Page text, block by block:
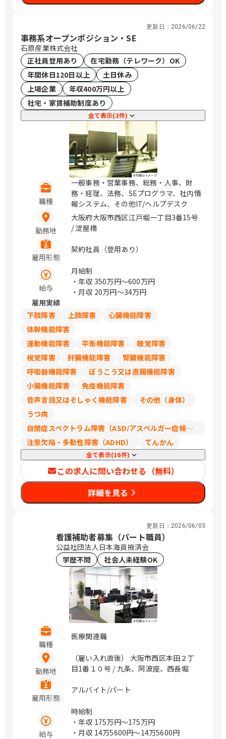
更新日： 2026/06/22
事務系オープンポジション・SE
石原産業株式会社
正社員登用あり
在宅勤務（テレワーク）OK
年間休日120日以上
土日休み
上場企業
年収400万円以上
社宅・家賃補助制度あり
全て表示(3件)
職種
一般事務・営業事務、総務・人事、財
務・経理、法務、SEプログラマ、社内情
報システム、その他IT/ヘルプデスク
勤務地
大阪府大阪市西区江戸堀一丁目3番15号
/ 淀屋橋
雇用形態
契約社員（登用あり）
給与
月給制
・年収 350万円〜600万円
・月収 20万円〜34万円
雇用実績
下肢障害
上肢障害
心臓機能障害
体幹機能障害
運動機能障害
平衡機能障害
聴覚障害
視覚障害
肝臓機能障害
腎臓機能障害
呼吸器機能障害
ぼうこう又は直腸機能障害
小腸機能障害
免疫機能障害
音声言語又はそしゃく機能障害
その他（身体）
うつ病
自閉症スペクトラム障害（ASD/アスペルガー症候群/広汎性発達障害）
注意欠陥・多動性障害（ADHD）
てんかん
全て表示(16件)
この求人に問い合わせる（無料）
詳細を見る
更新日： 2026/06/03
看護補助者募集（パート職員）
公益社団法人日本海員掖済会
学歴不問
社会人未経験OK
職種
医療関連職
勤務地
（雇い入れ直後） 大阪市西区本田２丁
目1番１０号 / 九条、阿波座、西長堀
雇用形態
アルバイト/パート
給与
時給制
・年収 175万円〜175万円
・月収 14万5600円〜14万5600円